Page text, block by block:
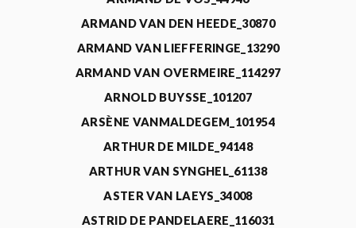
ARMAND VAN DEN HEEDE_30870
ARMAND VAN LIEFFERINGE_13290
ARMAND VAN OVERMEIRE_114297
ARNOLD BUYSSE_101207
ARSÈNE VANMALDEGEM_101954
ARTHUR DE MILDE_94148
ARTHUR VAN SYNGHEL_61138
ASTER VAN LAEYS_34008
ASTRID DE PANDELAERE_116031